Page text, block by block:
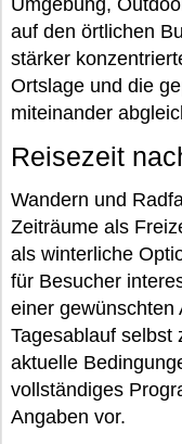
Umgebung,
auf den örtlichen
stärker
Ortslage und die
miteinander
Reisezeit
Wandern und
Zeiträume als
als winterliche
für Besucher
einer gewünschten
Tagesablauf selbst
aktuelle
vollständiges
Angaben vor.